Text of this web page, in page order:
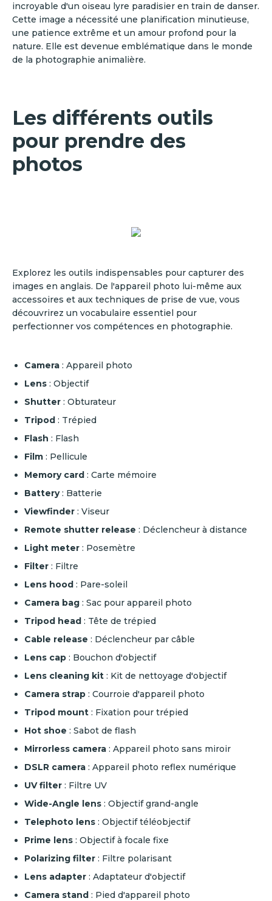
incroyable d'un oiseau lyre paradisier en train de danser.
Cette image a nécessité une planification minutieuse,
une patience extrême et un amour profond pour la
nature. Elle est devenue emblématique dans le monde
de la photographie animalière.
Les différents outils
pour prendre des
photos
Explorez les outils indispensables pour capturer des
images en anglais. De l'appareil photo lui-même aux
accessoires et aux techniques de prise de vue, vous
découvrirez un vocabulaire essentiel pour
perfectionner vos compétences en photographie.
Camera : Appareil photo
Lens : Objectif
Shutter : Obturateur
Tripod : Trépied
Flash : Flash
Film : Pellicule
Memory card : Carte mémoire
Battery: Batterie
Viewfinder : Viseur
Remote shutter release : Déclencheur à distance
Light meter : Posemètre
Filter : Filtre
Lens hood : Pare-soleil
Camera bag : Sac pour appareil photo
Tripod head : Tête de trépied
Cable release : Déclencheur par câble
Lens cap : Bouchon d'objectif
Lens cleaning kit : Kit de nettoyage d'objectif
Camera strap : Courroie d'appareil photo
Tripod mount : Fixation pour trépied
Hot shoe : Sabot de flash
Mirrorless camera : Appareil photo sans miroir
DSLR camera : Appareil photo reflex numérique
UV filter : Filtre UV
Wide-Angle lens : Objectif grand-angle
Telephoto lens : Objectif téléobjectif
Prime lens : Objectif à focale fixe
Polarizing filter : Filtre polarisant
Lens adapter : Adaptateur d'objectif
Camera stand : Pied d'appareil photo